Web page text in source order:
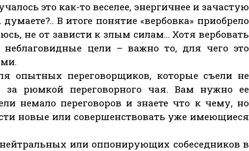
это как-то веселее, энергичнее и зачастую
В итоге понятие «вербовка» приобрело
не от зависти к злым силам… Хотя вербовать
цели – важно то, для чего это
опытных переговорщиков, которые съели не
рюмкой переговорного чая. Вам нужно ее
немало переговоров и знаете что к чему, но
новые или совершенствовать уже имеющиеся
или оппонирующих собеседников в